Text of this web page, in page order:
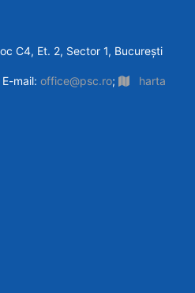
C4, Et. 2, Sector 1, București
E-mail: office@psc.ro; harta